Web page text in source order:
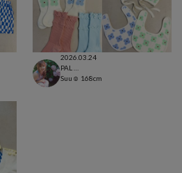
2026.03.24
Suu☺︎ 168cm